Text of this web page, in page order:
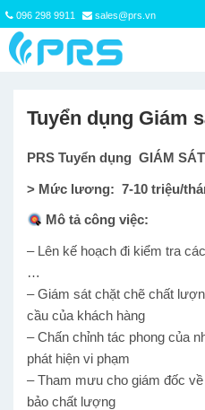
096 298 9911 sales@prs.vn
Tuyển dụng Giám
PRS Tuyển dụng GIÁM
> Mức lương: 7-10 triệu/
Mô tả công việc:
– Lên kế hoạch đi kiểm tra
…
– Giám sát chặt chẽ chất
cầu của khách hàng
– Chấn chỉnh tác phong của
phát hiện vi phạm
– Tham mưu cho giám đốc
bảo chất lượng